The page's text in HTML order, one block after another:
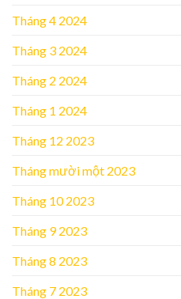
Tháng 4 2024
Tháng 3 2024
Tháng 2 2024
Tháng 1 2024
Tháng 12 2023
Tháng mười một 2023
Tháng 10 2023
Tháng 9 2023
Tháng 8 2023
Tháng 7 2023